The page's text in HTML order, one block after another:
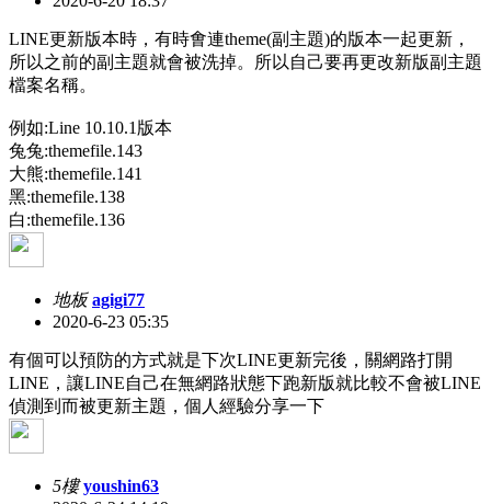
LINE更新版本時，有時㑹連theme(副主題)的版本一起更新，
所以之前的副主題就會被洗掉。所以自己要再更改新版副主題
檔案名稱。
例如:Line 10.10.1版本
兔兔:themefile.143
大熊:themefile.141
黑:themefile.138
白:themefile.136
地板 agigi77
2020-6-23 05:35
有個可以預防的方式就是下次LINE更新完後，關網路打開
LINE，讓LINE自己在無網路狀態下跑新版就比較不會被LINE
偵測到而被更新主題，個人經驗分享一下
5樓 youshin63